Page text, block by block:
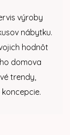
výroby
nábytku.
hodnôt
domova
trendy,